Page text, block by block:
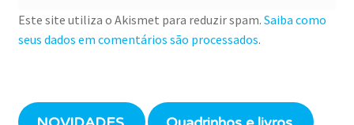
Este site utiliza o Akismet para reduzir spam. Saiba como
seus dados em comentários são processados.